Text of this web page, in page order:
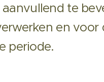
te
en
periode.